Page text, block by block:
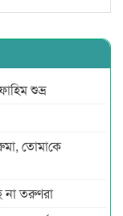
শুভ্র
তোমা‌কে
তরুণরা